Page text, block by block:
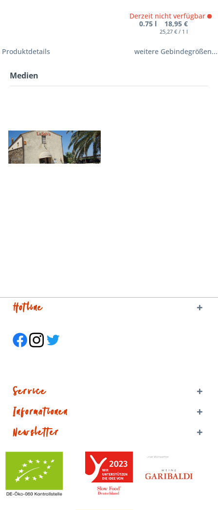
Derzeit nicht verfügbar
0.75 l 18,95 €
25,27 € / 1 l
Produktdetails weitere Gebindegrößen...
Medien
Hotline
Service
Informationen
Newsletter